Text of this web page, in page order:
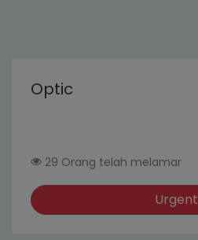
Optic
29 Orang telah melamar
Urgent